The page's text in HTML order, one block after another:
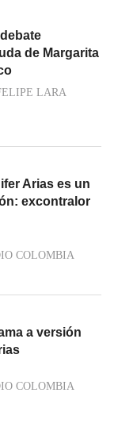
de Margarita
LARA
Arias es un
excontralor
COLOMBIA
a versión
COLOMBIA